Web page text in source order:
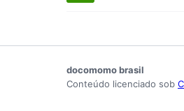
docomomo brasil
Conteúdo licenciado sob